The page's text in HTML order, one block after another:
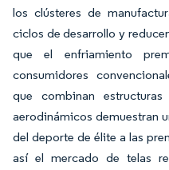
los clústeres de
ciclos de desarrollo y
que el enfriamiento
consumidores
que combinan
aerodinámicos demuestran
del deporte de élite a las
así el mercado de telas